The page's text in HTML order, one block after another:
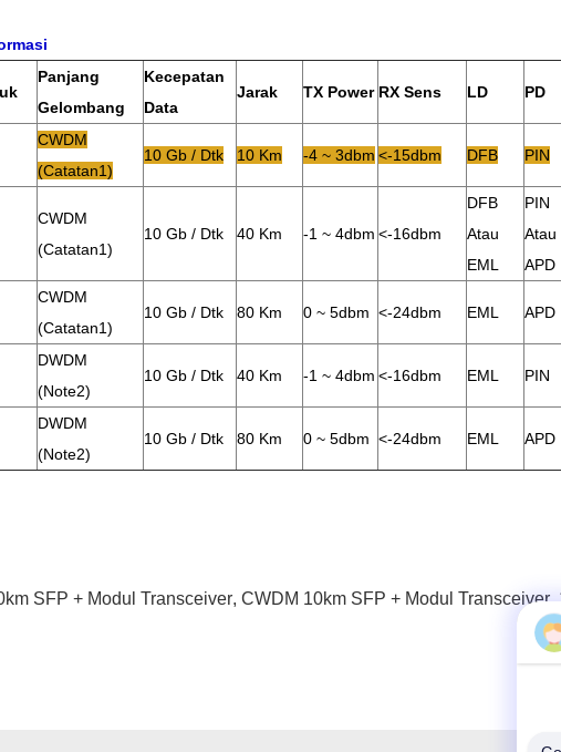
Panjang
Gelombang
Kecepatan
Data
Jarak TX Power RX Sens LD PD
CWDM
(catatan1)
10 Gb / Dtk 10 Km -4 ~ 3dbm <-15dbm DFB PIN
CWDM
(catatan1)
10 Gb / Dtk 40 Km -1 ~ 4dbm <-16dbm
DFB
Atau
EML
PIN
Atau
APD
CWDM
(catatan1)
10 Gb / Dtk 80 Km 0 ~ 5dbm <-24dbm EML APD
DWDM
(note2)
10 Gb / Dtk 40 Km -1 ~ 4dbm <-16dbm EML PIN
DWDM
(note2)
10 Gb / Dtk 80 Km 0 ~ 5dbm <-24dbm EML APD
SFP + Modul Transceiver, CWDM 10km SFP + Modul Transceiver,